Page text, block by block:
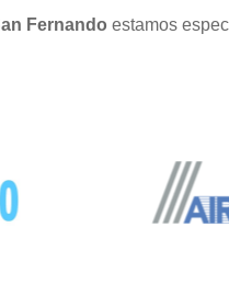
Fernando estamos